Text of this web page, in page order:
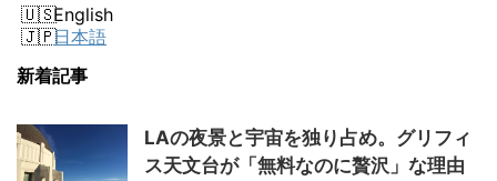
English
日本語
新着記事
LAの夜景と宇宙を独り占め。グリフィ
ス天文台が「無料なのに贅沢」な理由